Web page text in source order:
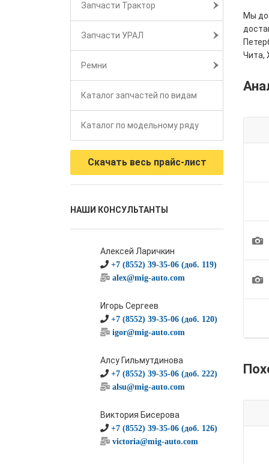
Запчасти Трактор
Запчасти УРАЛ
Ремни
Каталог запчастей по видам
Каталог по модельному ряду
Скачать весь прайс-лист
НАШИ КОНСУЛЬТАНТЫ
Алексей Ларичкин
+7 (8552) 39-35-06 (доб. 119)
alex@mig-auto.com
Игорь Сергеев
+7 (8552) 39-35-06 (доб. 120)
igor@mig-auto.com
Алсу Гильмутдинова
+7 (8552) 39-35-06 (доб. 222)
alsu@mig-auto.com
Виктория Бисерова
+7 (8552) 39-35-06 (доб. 126)
victoria@mig-auto.com
Мы
Чита,
1
1